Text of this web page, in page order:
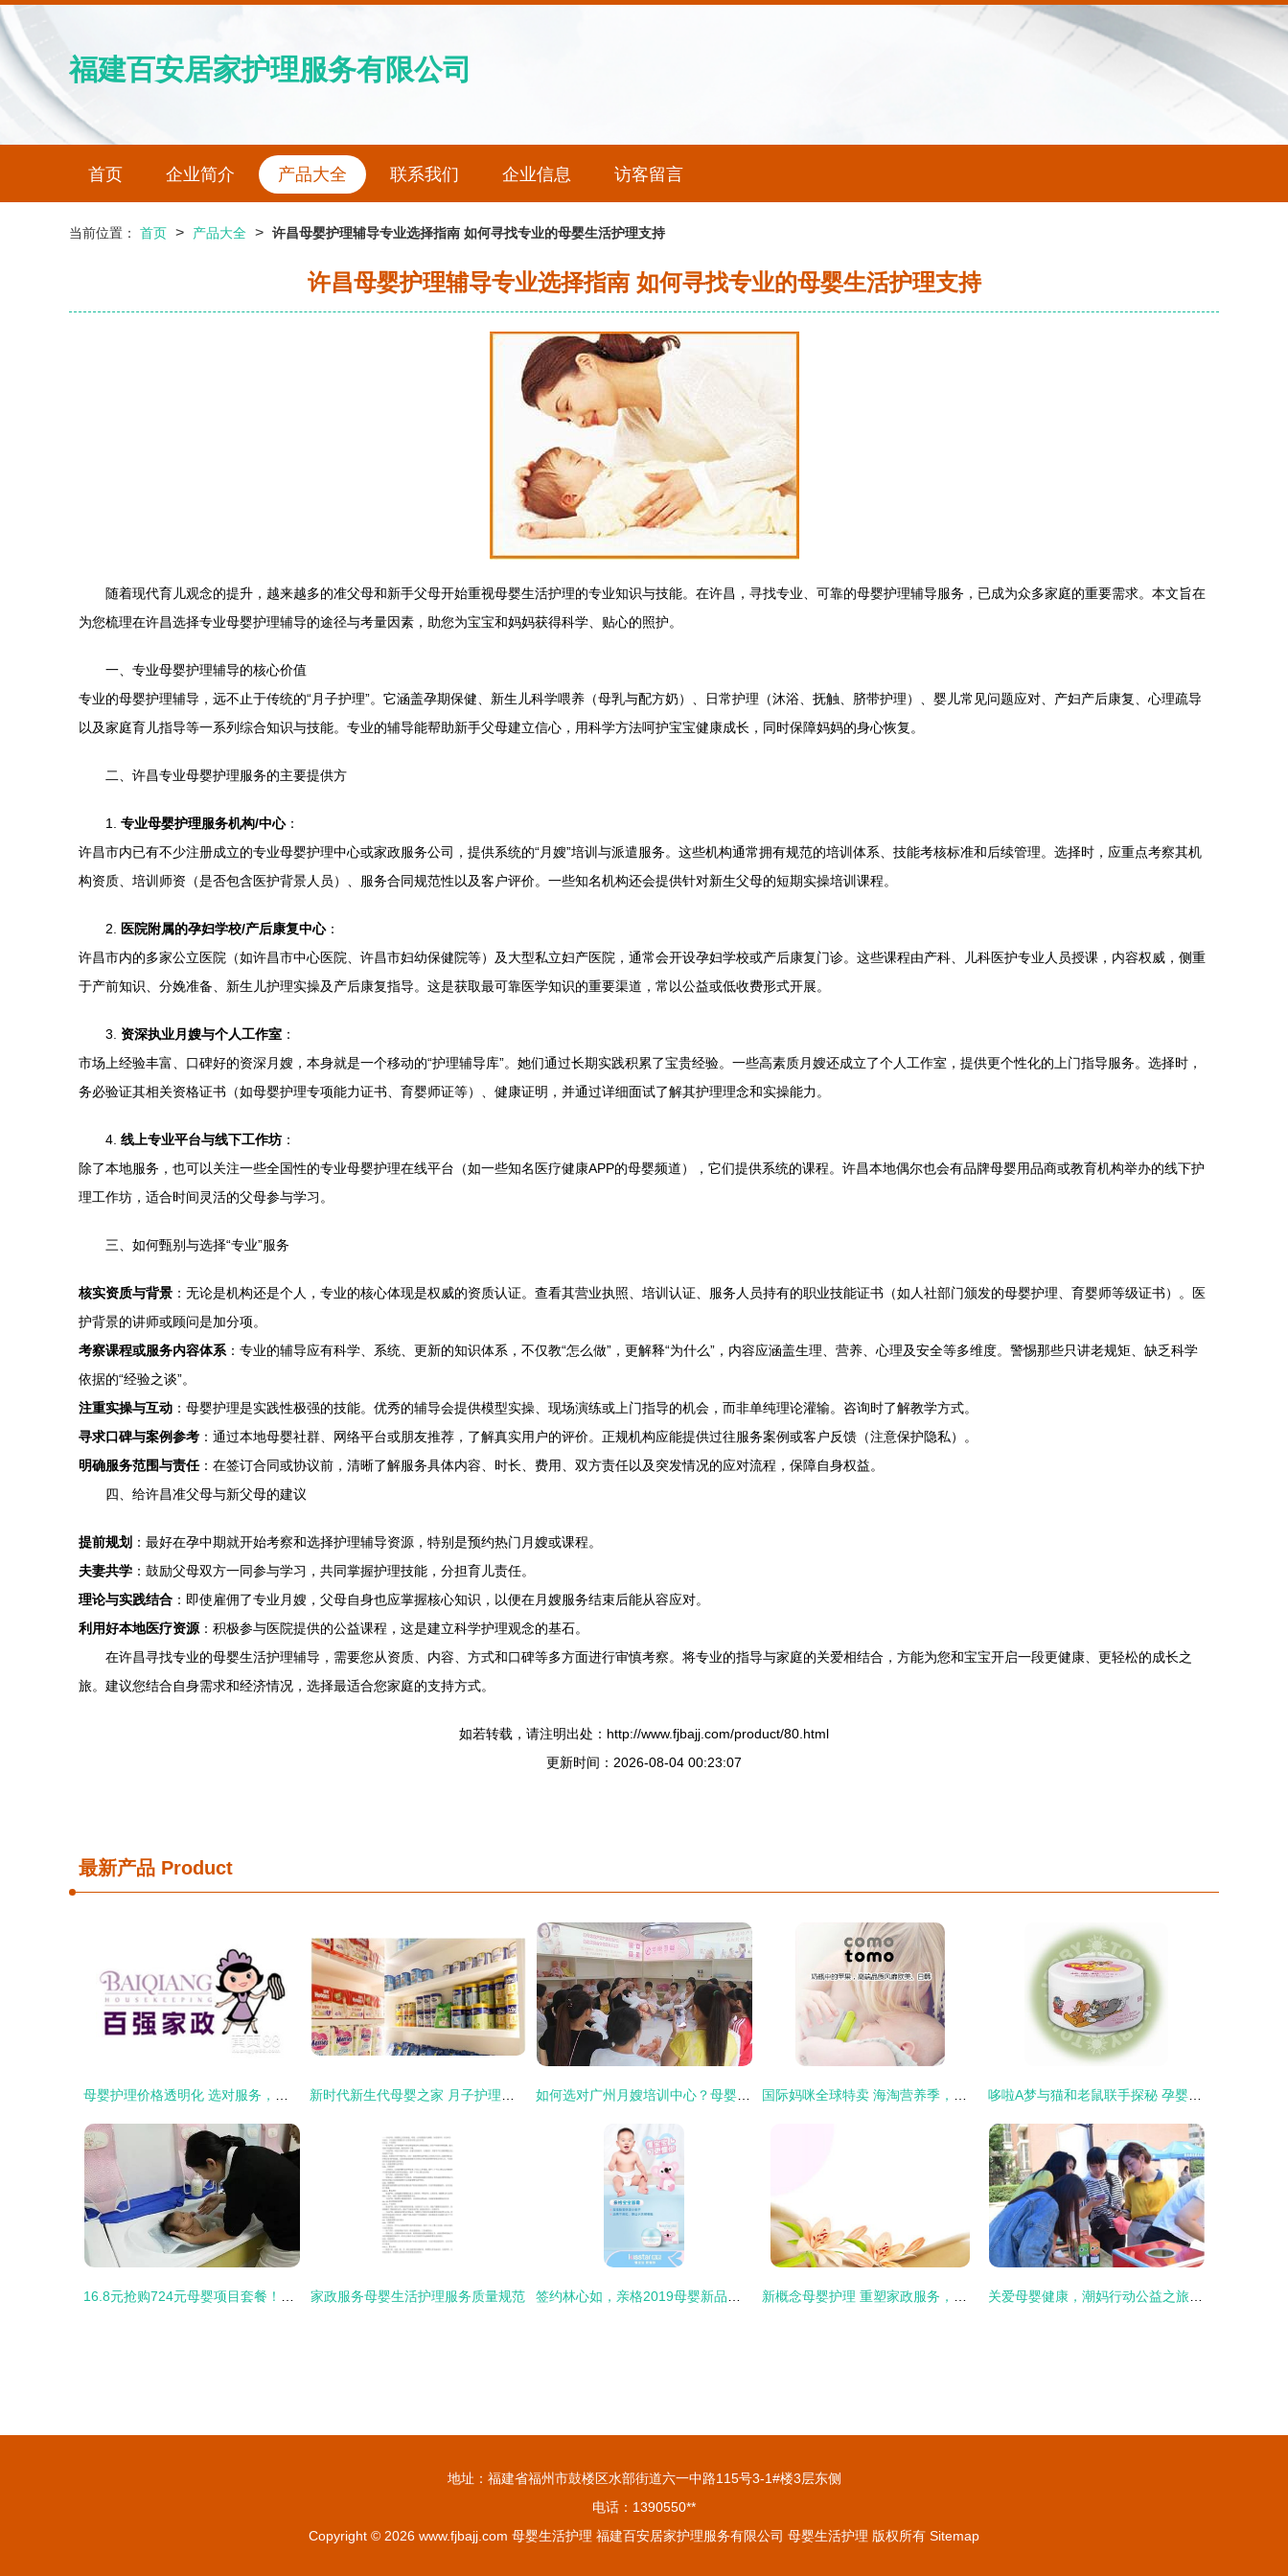
福建百安居家护理服务有限公司
首页 企业简介 产品大全 联系我们 企业信息 访客留言
当前位置： 首页 > 产品大全 > 许昌母婴护理辅导专业选择指南 如何寻找专业的母婴生活护理支持
许昌母婴护理辅导专业选择指南 如何寻找专业的母婴生活护理支持
随着现代育儿观念的提升，越来越多的准父母和新手父母开始重视母婴生活护理的专业知识与技能。在许昌，寻找专业、可靠的母婴护理辅导服务，已成为众多家庭的重要需求。本文旨在
为您梳理在许昌选择专业母婴护理辅导的途径与考量因素，助您为宝宝和妈妈获得科学、贴心的照护。
一、专业母婴护理辅导的核心价值
专业的母婴护理辅导，远不止于传统的“月子护理”。它涵盖孕期保健、新生儿科学喂养（母乳与配方奶）、日常护理（沐浴、抚触、脐带护理）、婴儿常见问题应对、产妇产后康复、心理疏导
以及家庭育儿指导等一系列综合知识与技能。专业的辅导能帮助新手父母建立信心，用科学方法呵护宝宝健康成长，同时保障妈妈的身心恢复。
二、许昌专业母婴护理服务的主要提供方
1. 专业母婴护理服务机构/中心：
许昌市内已有不少注册成立的专业母婴护理中心或家政服务公司，提供系统的“月嫂”培训与派遣服务。这些机构通常拥有规范的培训体系、技能考核标准和后续管理。选择时，应重点考察其机
构资质、培训师资（是否包含医护背景人员）、服务合同规范性以及客户评价。一些知名机构还会提供针对新生父母的短期实操培训课程。
2. 医院附属的孕妇学校/产后康复中心：
许昌市内的多家公立医院（如许昌市中心医院、许昌市妇幼保健院等）及大型私立妇产医院，通常会开设孕妇学校或产后康复门诊。这些课程由产科、儿科医护专业人员授课，内容权威，侧重
于产前知识、分娩准备、新生儿护理实操及产后康复指导。这是获取最可靠医学知识的重要渠道，常以公益或低收费形式开展。
3. 资深执业月嫂与个人工作室 ：
市场上经验丰富、口碑好的资深月嫂，本身就是一个移动的“护理辅导库”。她们通过长期实践积累了宝贵经验。一些高素质月嫂还成立了个人工作室，提供更个性化的上门指导服务。选择时，
务必验证其相关资格证书（如母婴护理专项能力证书、育婴师证等）、健康证明，并通过详细面试了解其护理理念和实操能力。
4. 线上专业平台与线下工作坊 ：
除了本地服务，也可以关注一些全国性的专业母婴护理在线平台（如一些知名医疗健康APP的母婴频道），它们提供系统的课程。许昌本地偶尔也会有品牌母婴用品商或教育机构举办的线下护
理工作坊，适合时间灵活的父母参与学习。
三、如何甄别与选择“专业”服务
核实资质与背景 ：无论是机构还是个人，专业的核心体现是权威的资质认证。查看其营业执照、培训认证、服务人员持有的职业技能证书（如人社部门颁发的母婴护理、育婴师等级证书）。医
护背景的讲师或顾问是加分项。
考察课程或服务内容体系 ：专业的辅导应有科学、系统、更新的知识体系，不仅教“怎么做”，更解释“为什么”，内容应涵盖生理、营养、心理及安全等多维度。警惕那些只讲老规矩、缺乏科学
依据的“经验之谈”。
注重实操与互动 ：母婴护理是实践性极强的技能。优秀的辅导会提供模型实操、现场演练或上门指导的机会，而非单纯理论灌输。咨询时了解教学方式。
寻求口碑与案例参考 ：通过本地母婴社群、网络平台或朋友推荐，了解真实用户的评价。正规机构应能提供过往服务案例或客户反馈（注意保护隐私）。
明确服务范围与责任：在签订合同或协议前，清晰了解服务具体内容、时长、费用、双方责任以及突发情况的应对流程，保障自身权益。
四、给许昌准父母与新父母的建议
提前规划 ：最好在孕中期就开始考察和选择护理辅导资源，特别是预约热门月嫂或课程。
夫妻共学 ：鼓励父母双方一同参与学习，共同掌握护理技能，分担育儿责任。
理论与实践结合 ：即使雇佣了专业月嫂，父母自身也应掌握核心知识，以便在月嫂服务结束后能从容应对。
利用好本地医疗资源 ：积极参与医院提供的公益课程，这是建立科学护理观念的基石。
在许昌寻找专业的母婴生活护理辅导，需要您从资质、内容、方式和口碑等多方面进行审慎考察。将专业的指导与家庭的关爱相结合，方能为您和宝宝开启一段更健康、更轻松的成长之
旅。建议您结合自身需求和经济情况，选择最适合您家庭的支持方式。
如若转载，请注明出处：http://www.fjbajj.com/product/80.html
更新时间：2026-08-04 00:23:07
最新产品 Product
家政服务母婴生活护理服务质量规范
地址：福建省福州市鼓楼区水部街道六一中路115号3-1#楼3层东侧
电话：1390550**
Copyright © 2026 www.fjbajj.com 母婴生活护理 福建百安居家护理服务有限公司 母婴生活护理 版权所有 Sitemap